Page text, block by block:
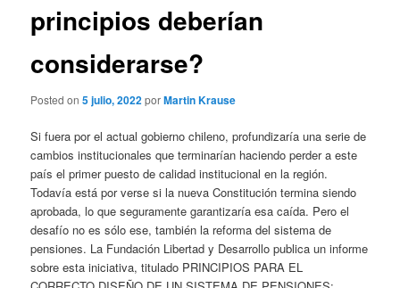
principios deberían
considerarse?
Posted on5 julio, 2022porMartin Krause
Si fuera por el actual gobierno chileno, profundizaría una serie de
cambios institucionales que terminarían haciendo perder a este
país el primer puesto de calidad institucional en la región.
Todavía está por verse si la nueva Constitución termina siendo
aprobada, lo que seguramente garantizaría esa caída. Pero el
desafío no es sólo ese, también la reforma del sistema de
pensiones. La Fundación Libertad y Desarrollo publica un informe
sobre esta iniciativa, titulado PRINCIPIOS PARA EL